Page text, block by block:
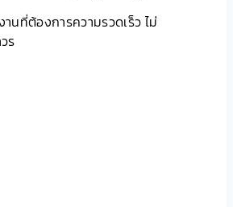
านที่ต้องการความรวดเร็ว ไม่
ร